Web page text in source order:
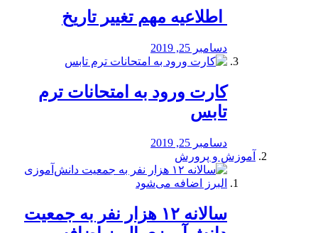
️ اطلاعیه مهم تغییر تاریخ
دسامبر 25, 2019
کارت ورود به امتحانات ترم
تابس
دسامبر 25, 2019
آموزش و پرورش
️سالانه ۱۲ هزار نفر به جمعیت